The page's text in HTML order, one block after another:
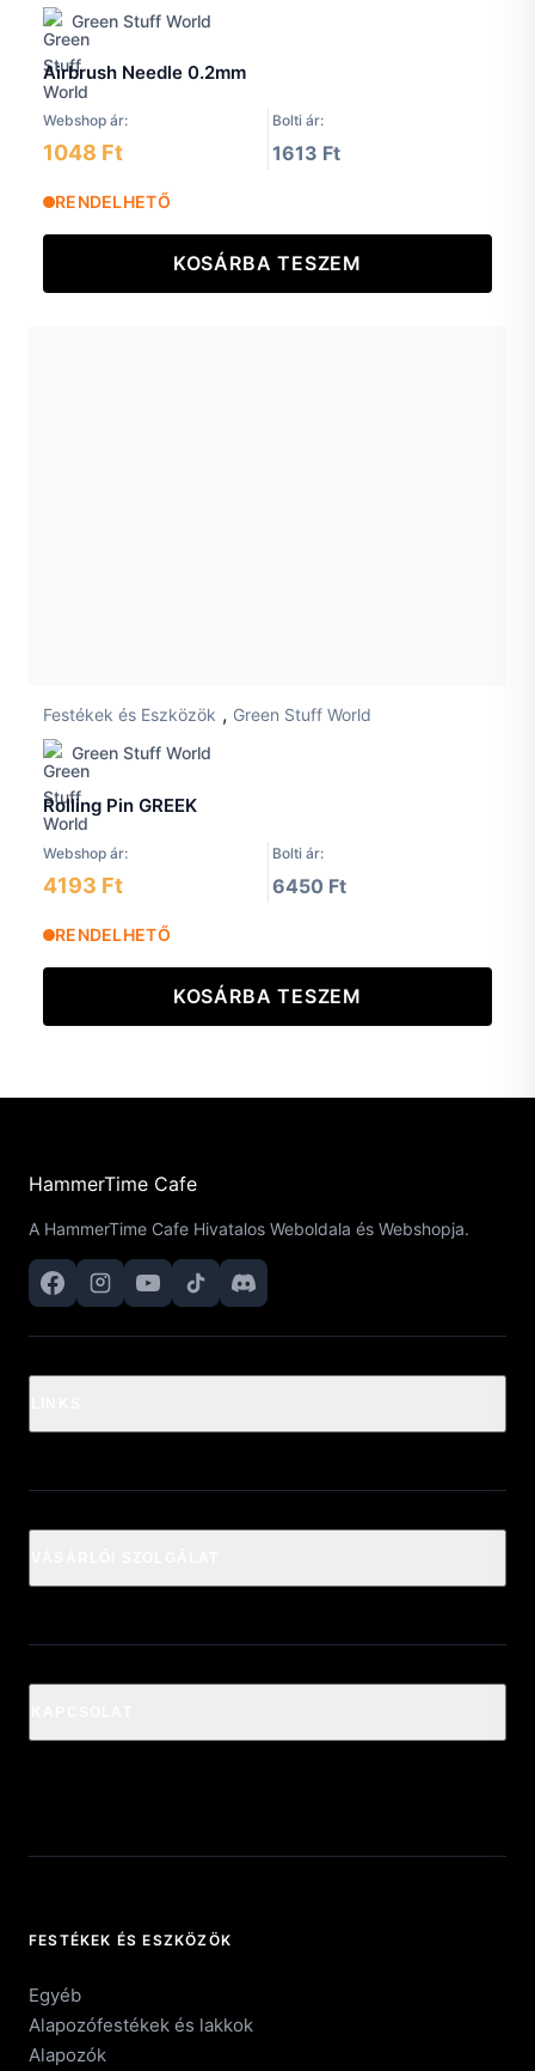
Green Stuff World
Airbrush Needle 0.2mm
Webshop ár: Bolti ár:
1048 Ft 1613 Ft
RENDELHETŐ
KOSÁRBA TESZEM
Festékek és Eszközök , Green Stuff World
Green Stuff World
Rolling Pin GREEK
Webshop ár: Bolti ár:
4193 Ft 6450 Ft
RENDELHETŐ
KOSÁRBA TESZEM
HammerTime Cafe
A HammerTime Cafe Hivatalos Weboldala és Webshopja.
FESTÉKEK ÉS ESZKÖZÖK
Egyéb
Alapozófestékek és lakkok
Alapozók